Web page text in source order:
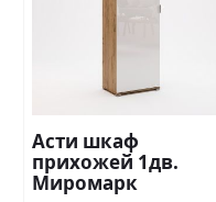
Асти шкаф
прихожей 1дв.
Миромарк